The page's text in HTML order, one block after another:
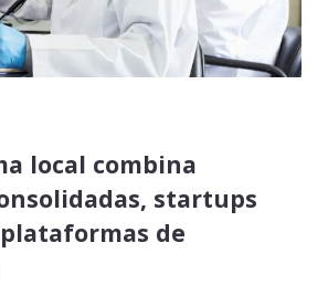
local combina
startups
de